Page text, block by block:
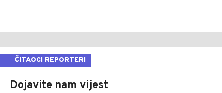
ČITAOCI REPORTERI
Dojavite nam vijest